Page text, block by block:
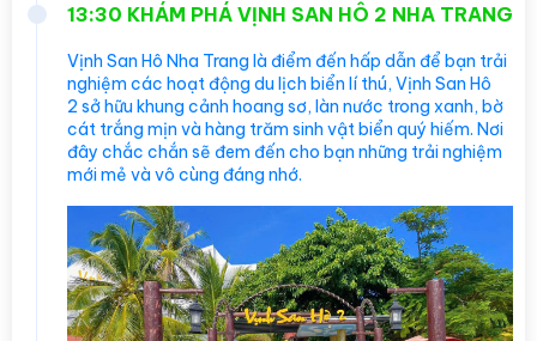
13:30 KHÁM PHÁ VỊNH SAN HÔ 2 NHA TRANG
Vịnh San Hô Nha Trang là điểm đến hấp dẫn để bạn trải
nghiệm các hoạt động du lịch biển lí thú, Vịnh San Hô
2 sở hữu khung cảnh hoang sơ, làn nước trong xanh, bờ
cát trắng mịn và hàng trăm sinh vật biển quý hiếm. Nơi
đây chắc chắn sẽ đem đến cho bạn những trải nghiệm
mới mẻ và vô cùng đáng nhớ.